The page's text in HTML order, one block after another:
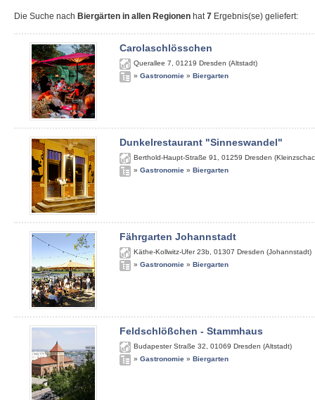
Die Suche nach Biergärten in allen Regionen hat7 Ergebnis(se) geliefert:
Carolaschlösschen
Querallee 7 01219 Dresden (Altstadt)
» Gastronomie » Biergarten
Dunkelrestaurant "Sinneswandel"
Berthold-Haupt-Straße 91 01259 Dresden
» Gastronomie » Biergarten
Fährgarten Johannstadt
Käthe-Kollwitz-Ufer 23b 01307 Dresden (Johannstadt)
» Gastronomie » Biergarten
Feldschlößchen - Stammhaus
Budapester Straße 32 01069 Dresden (Altstadt)
» Gastronomie » Biergarten